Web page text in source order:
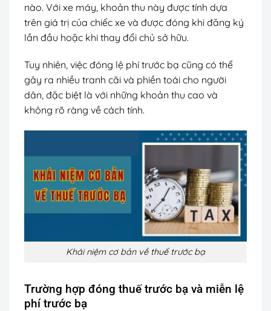
nào. Với xe máy, khoản thu này được tính dựa
trên giá trị của chiếc xe và được đóng khi đăng ký
lần đầu hoặc khi thay đổi chủ sở hữu.
Tuy nhiên, việc đóng lệ phí trước bạ cũng có thể
gây ra nhiều tranh cãi và phiền toái cho người
dân, đặc biệt là với những khoản thu cao và
không rõ ràng về cách tính.
Khái niệm cơ bản về thuế trước bạ
Trường hợp đóng thuế trước bạ và miễn lệ
phí trước bạ